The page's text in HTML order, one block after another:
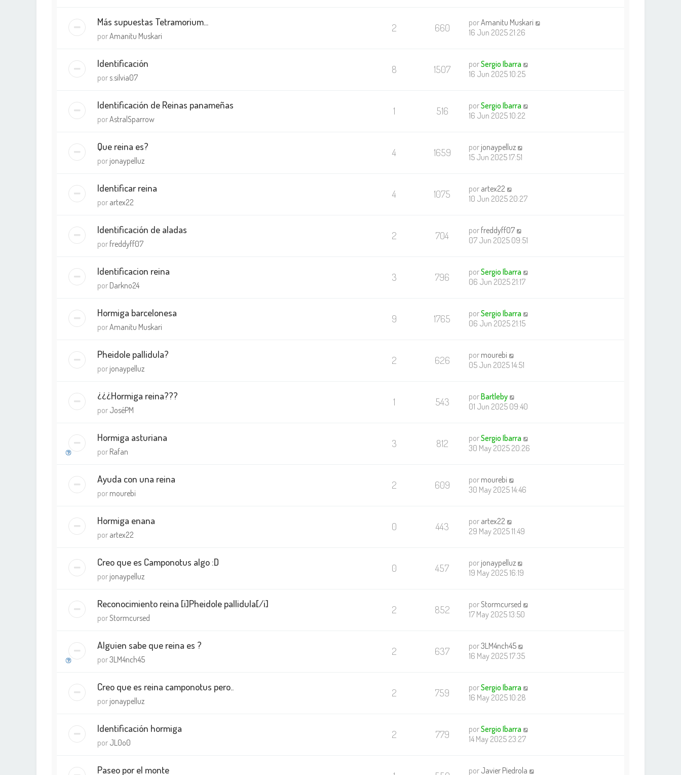
Más supuestas Tetramorium...
porAmanitu Muskari
2 660 porAmanitu Muskari
16 Jun 2025 21:26
Identificación
por s.silvia07
8 1507 porSergio Ibarra
16 Jun 2025 10:25
Identificación de Reinas panameñas
porAstralSparrow
1 516 porSergio Ibarra
16 Jun 2025 10:22
Que reina es?
por jonaypelluz
4 1659 por jonaypelluz
15 Jun 2025 17:51
Identificar reina
por artex22
4 1075 por artex22
10 Jun 2025 20:27
Identificación de aladas
por freddyff07
2 704 por freddyff07
07 Jun 2025 09:51
Identificacion reina
por Darkno24
3 796 porSergio Ibarra
06 Jun 2025 21:17
Hormiga barcelonesa
porAmanitu Muskari
9 1765 porSergio Ibarra
06 Jun 2025 21:15
Pheidole pallidula?
por jonaypelluz
2 626 por mourebi
05 Jun 2025 14:51
¿¿¿Hormiga reina???
por JoséPM
1 543 porBartleby
01 Jun 2025 09:40
Hormiga asturiana
por Rafan
3 812 porSergio Ibarra
30 May 2025 20:26
Ayuda con una reina
por mourebi
2 609 por mourebi
30 May 2025 14:46
Hormiga enana
por artex22
0 443 por artex22
29 May 2025 11:49
Creo que es Camponotus algo :D
por jonaypelluz
0 457 por jonaypelluz
19 May 2025 16:19
Reconocimiento reina [i]Pheidole pallidula[/i]
porStormcursed
2 852 porStormcursed
17 May 2025 13:50
Alguien sabe que reina es ?
por3LM4nch45
2 637 por3LM4nch45
16 May 2025 17:35
Creo que es reina camponotus pero..
por jonaypelluz
2 759 porSergio Ibarra
16 May 2025 10:28
Identificación hormiga
por JL0o0
2 779 porSergio Ibarra
14 May 2025 23:27
Paseo por el monte por Javier Piedrola